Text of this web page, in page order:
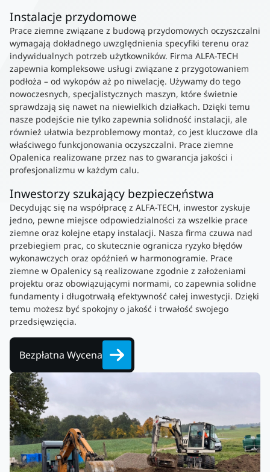
Instalacje przydomowe
Prace ziemne związane z budową przydomowych oczyszczalni
wymagają dokładnego uwzględnienia specyfiki terenu oraz
indywidualnych potrzeb użytkowników. Firma ALFA-TECH
zapewnia kompleksowe usługi związane z przygotowaniem
podłoża – od wykopów aż po niwelację. Używamy do tego
nowoczesnych, specjalistycznych maszyn, które świetnie
sprawdzają się nawet na niewielkich działkach. Dzięki temu
nasze podejście nie tylko zapewnia solidność instalacji, ale
również ułatwia bezproblemowy montaż, co jest kluczowe dla
właściwego funkcjonowania oczyszczalni. Prace ziemne
Opalenica realizowane przez nas to gwarancja jakości i
profesjonalizmu w każdym calu.
Inwestorzy szukający bezpieczeństwa
Decydując się na współpracę z ALFA-TECH, inwestor zyskuje
jedno, pewne miejsce odpowiedzialności za wszelkie prace
ziemne oraz kolejne etapy instalacji. Nasza firma czuwa nad
przebiegiem prac, co skutecznie ogranicza ryzyko błędów
wykonawczych oraz opóźnień w harmonogramie. Prace
ziemne w Opalenicy są realizowane zgodnie z założeniami
projektu oraz obowiązującymi normami, co zapewnia solidne
fundamenty i długotrwałą efektywność całej inwestycji. Dzięki
temu możesz być spokojny o jakość i trwałość swojego
przedsięwzięcia.
Bezpłatna Wycena